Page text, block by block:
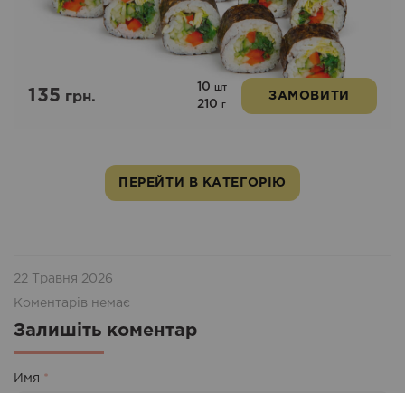
135грн.
10 шт
210 г
ЗАМОВИТИ
ПЕРЕЙТИ В КАТЕГОРІЮ
22 Травня 2026
Коментарів немає
Залишіть коментар
Имя *